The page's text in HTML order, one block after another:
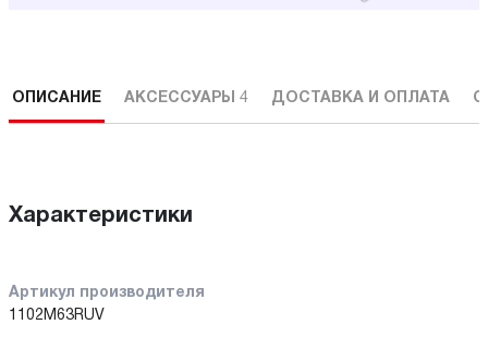
ОПИСАНИЕ АКСЕССУАРЫ 4 ДОСТАВКА И ОПЛАТА
Характеристики
Артикул производителя
1102M63RUV